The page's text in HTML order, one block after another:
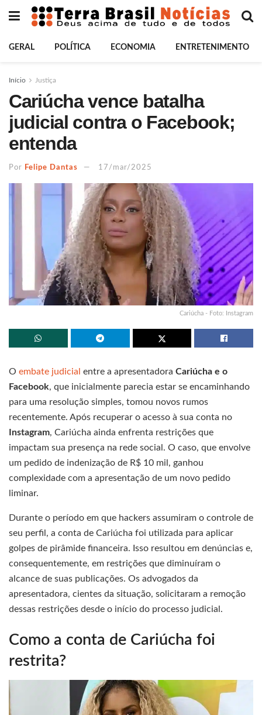
GERAL POLÍTICA ECONOMIA ENTRETENIMENTO
Início Justiça
Cariúcha vence batalha
judicial contra o Facebook;
entenda
Por Felipe Dantas 17/mar/2025
Cariúcha - Foto: Instagram
O embate judicial entre a apresentadora Cariúcha e o
Facebook, que inicialmente parecia estar se encaminhando
para uma resolução simples, tomou novos rumos
recentemente. Após recuperar o acesso à sua conta no
Instagram, Cariúcha ainda enfrenta restrições que
impactam sua presença na rede social. O caso, que envolve
um pedido de indenização de R$ 10 mil, ganhou
complexidade com a apresentação de um novo pedido
liminar.
Durante o período em que hackers assumiram o controle de
seu perfil, a conta de Cariúcha foi utilizada para aplicar
golpes de pirâmide financeira. Isso resultou em denúncias e,
consequentemente, em restrições que diminuíram o
alcance de suas publicações. Os advogados da
apresentadora, cientes da situação, solicitaram a remoção
dessas restrições desde o início do processo judicial.
Como a conta de Cariúcha foi
restrita?